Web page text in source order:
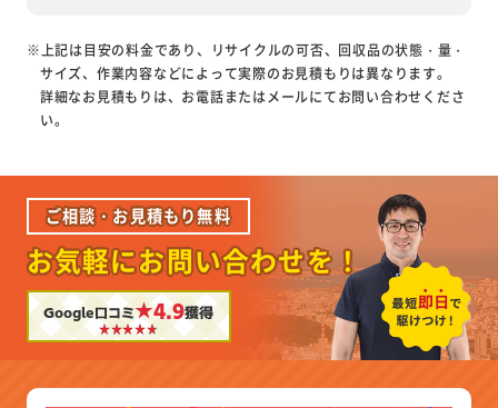
※上記は目安の料金であり、リサイクルの可否、回収品の状態・量・
サイズ、作業内容などによって実際のお見積もりは異なります。
詳細なお見積もりは、お電話またはメールにてお問い合わせくださ
い。
ご相談・お見積もり無料
お気軽にお問い合わせを！
Google口コミ★4.9獲得